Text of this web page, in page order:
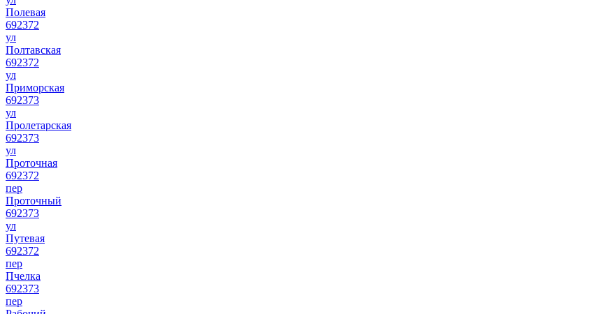
Полевая
692372
ул
Полтавская
692372
ул
Приморская
692373
ул
Пролетарская
692373
ул
Проточная
692372
пер
Проточный
692373
ул
Путевая
692372
пер
Пчелка
692373
пер